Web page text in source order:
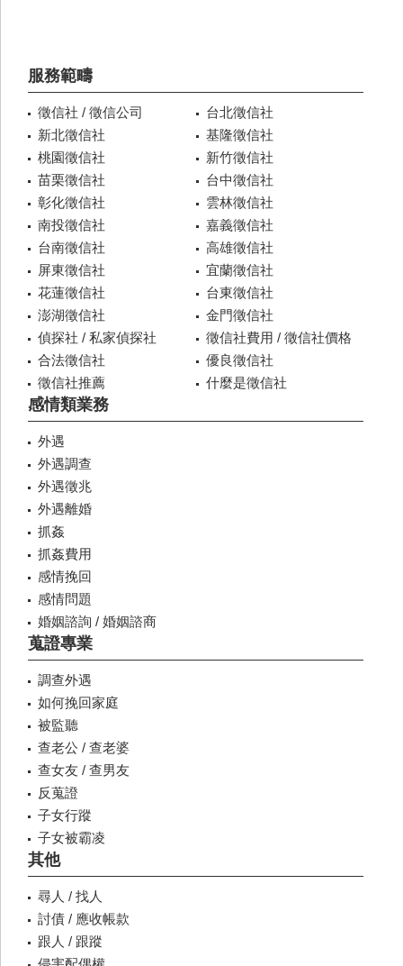
服務範疇
徵信社 / 徵信公司
台北徵信社
新北徵信社
基隆徵信社
桃園徵信社
新竹徵信社
苗栗徵信社
台中徵信社
彰化徵信社
雲林徵信社
南投徵信社
嘉義徵信社
台南徵信社
高雄徵信社
屏東徵信社
宜蘭徵信社
花蓮徵信社
台東徵信社
澎湖徵信社
金門徵信社
偵探社 / 私家偵探社
徵信社費用 / 徵信社價格
合法徵信社
優良徵信社
徵信社推薦
什麼是徵信社
感情類業務
外遇
外遇調查
外遇徵兆
外遇離婚
抓姦
抓姦費用
感情挽回
感情問題
婚姻諮詢 / 婚姻諮商
蒐證專業
調查外遇
如何挽回家庭
被監聽
查老公 / 查老婆
查女友 / 查男友
反蒐證
子女行蹤
子女被霸凌
其他
尋人 / 找人
討債 / 應收帳款
跟人 / 跟蹤